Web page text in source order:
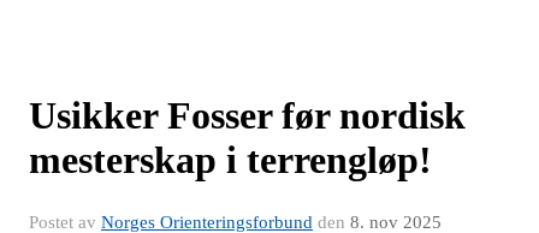
Usikker Fosser før nordisk
mesterskap i terrengløp!
Postet av Norges Orienteringsforbund den 8. nov 2025